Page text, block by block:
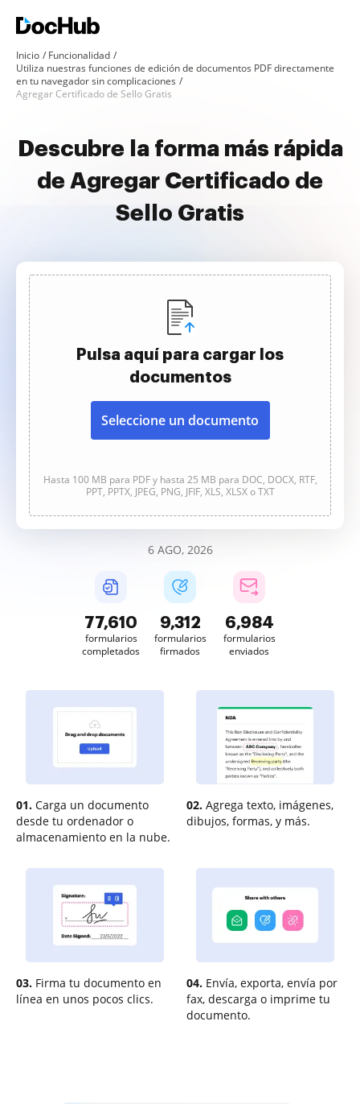
Inicio
Funcionalidad
Utiliza nuestras funciones de edición de documentos PDF directamente
en tu navegador sin complicaciones
Agregar Certificado de Sello Gratis
Descubre la forma más rápida
de Agregar Certificado de
Sello Gratis
Pulsa aquí para cargar los
documentos
Seleccione un documento
Hasta 100 MB para PDF y hasta 25 MB para DOC, DOCX, RTF,
PPT, PPTX, JPEG, PNG, JFIF, XLS, XLSX o TXT
6 AGO, 2026
77,611
formularios
completados
9,312
formularios
firmados
6,984
formularios
enviados
01. Carga un documento
desde tu ordenador o
almacenamiento en la nube.
02. Agrega texto, imágenes,
dibujos, formas, y más.
03. Firma tu documento en
línea en unos pocos clics.
04. Envía, exporta, envía por
fax, descarga o imprime tu
documento.